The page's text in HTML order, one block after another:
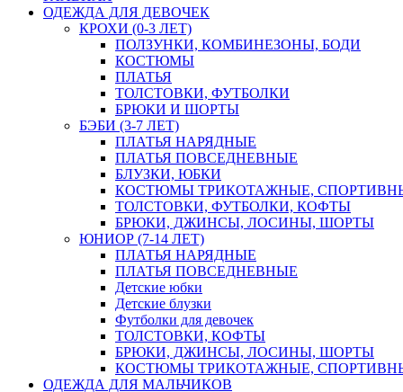
ОДЕЖДА ДЛЯ ДЕВОЧЕК
КРОХИ (0-3 ЛЕТ)
ПОЛЗУНКИ, КОМБИНЕЗОНЫ, БОДИ
КОСТЮМЫ
ПЛАТЬЯ
ТОЛСТОВКИ, ФУТБОЛКИ
БРЮКИ И ШОРТЫ
БЭБИ (3-7 ЛЕТ)
ПЛАТЬЯ НАРЯДНЫЕ
ПЛАТЬЯ ПОВСЕДНЕВНЫЕ
БЛУЗКИ, ЮБКИ
КОСТЮМЫ ТРИКОТАЖНЫЕ,
ТОЛСТОВКИ, ФУТБОЛКИ, КОФТЫ
БРЮКИ, ДЖИНСЫ, ЛОСИНЫ, ШОРТЫ
ЮНИОР (7-14 ЛЕТ)
ПЛАТЬЯ НАРЯДНЫЕ
ПЛАТЬЯ ПОВСЕДНЕВНЫЕ
Детские юбки
Детские блузки
Футболки для девочек
ТОЛСТОВКИ, КОФТЫ
БРЮКИ, ДЖИНСЫ, ЛОСИНЫ, ШОРТЫ
КОСТЮМЫ ТРИКОТАЖНЫЕ,
ОДЕЖДА ДЛЯ МАЛЬЧИКОВ